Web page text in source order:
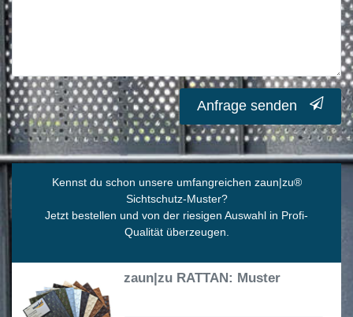
Anfrage senden
Kennst du schon unsere umfangreichen zaun|zu®
Sichtschutz-Muster?
Jetzt bestellen und von der riesigen Auswahl in Profi-
Qualität überzeugen.
zaun|zu RATTAN: Muster